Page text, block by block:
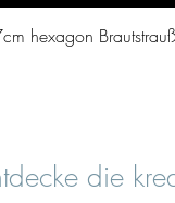
hexagon
die